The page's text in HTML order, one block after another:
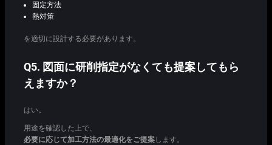
固定方法
熱対策
を適切に設計する必要があります。
Q5. 図面に研削指定がなくても提案してもら
えますか？
はい。
用途を確認した上で、
必要に応じて加工方法の最適化をご提案します。